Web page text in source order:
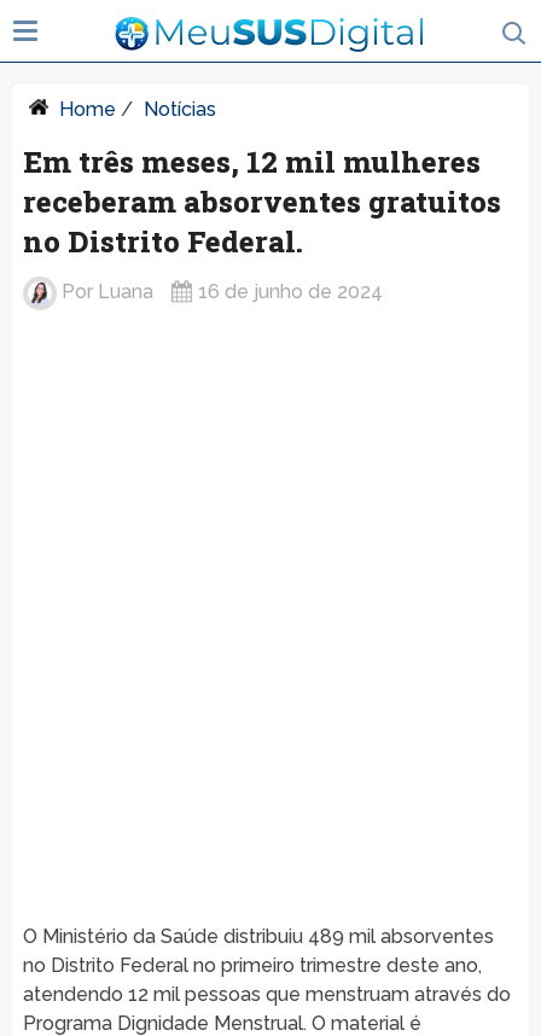
Home / Notícias
Em três meses, 12 mil mulheres
receberam absorventes gratuitos
no Distrito Federal.
Por Luana 16 de junho de 2024
O Ministério da Saúde distribuiu 489 mil absorventes
no Distrito Federal no primeiro trimestre deste ano,
atendendo 12 mil pessoas que menstruam através do
Programa Dignidade Menstrual. O material é